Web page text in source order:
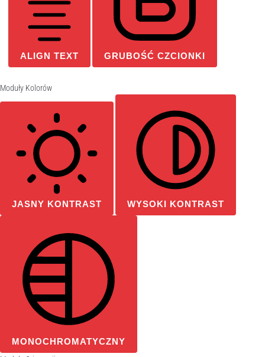
ALIGN TEXT GRUBOŚĆ CZCIONKI
Moduły Kolorów
JASNY KONTRAST WYSOKI KONTRAST
MONOCHROMATYCZNY